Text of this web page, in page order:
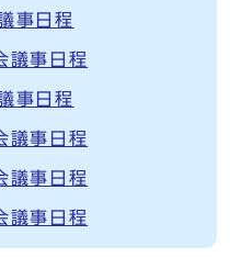
事日程
議事日程
事日程
議事日程
議事日程
議事日程